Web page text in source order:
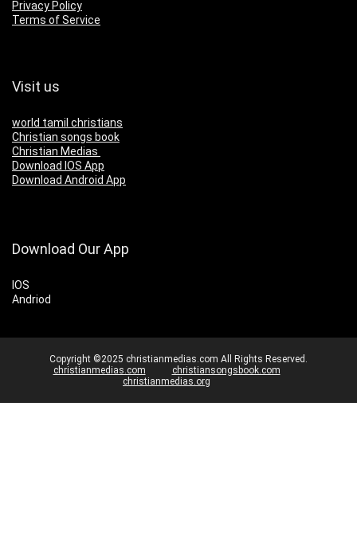
Privacy Policy
Terms of Service
Visit us
world tamil christians
Christian songs book
Christian Medias
Download IOS App
Download Android App
Download Our App
IOS
Andriod
Copyright ©2025 christianmedias.com All Rights Reserved.
christianmedias.com
christiansongsbook.com
christianmedias.org